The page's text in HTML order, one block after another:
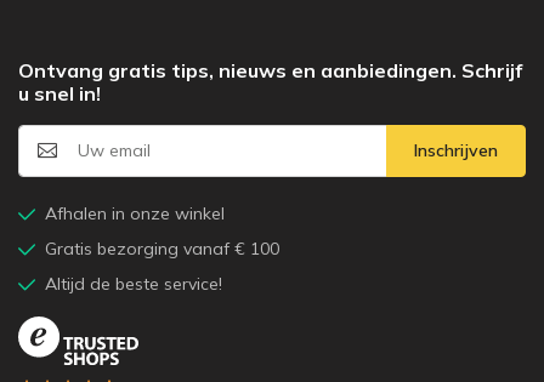
Ontvang gratis tips, nieuws en aanbiedingen. Schrijf
u snel in!
Inschrijven
Afhalen in onze winkel
Gratis bezorging vanaf € 100
Altijd de beste service!